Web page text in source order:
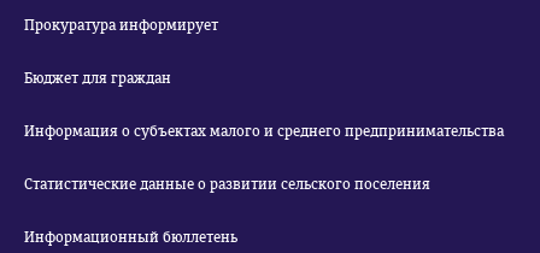
Прокуратура информирует
Бюджет для граждан
Информация о субъектах малого и среднего предпринимательства
Статистические данные о развитии сельского поселения
Информационный бюллетень